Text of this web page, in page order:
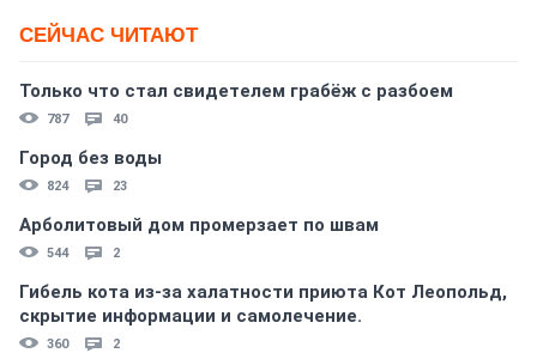
СЕЙЧАС ЧИТАЮТ
Только что стал свидетелем грабёж с разбоем
787 40
Город без воды
824 23
Арболитовый дом промерзает по швам
544 2
Гибель кота из-за халатности приюта Кот Леопольд,
скрытиe информации и самолечение.
360 2